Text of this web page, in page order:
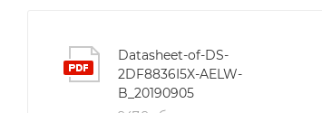
Datasheet-of-DS-
2DF8836I5X-AELW-
B_20190905